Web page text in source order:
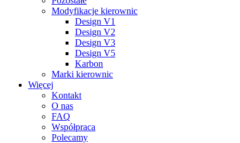
Modyfikacje kierownic
Design V1
Design V2
Design V3
Design V5
Karbon
Marki kierownic
Więcej
Kontakt
O nas
FAQ
Współpraca
Polecamy